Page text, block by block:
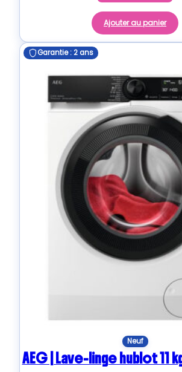
Ajouter au panier
Garantie : 2 ans
Neuf
AEG | Lave-linge hublot 11 kg